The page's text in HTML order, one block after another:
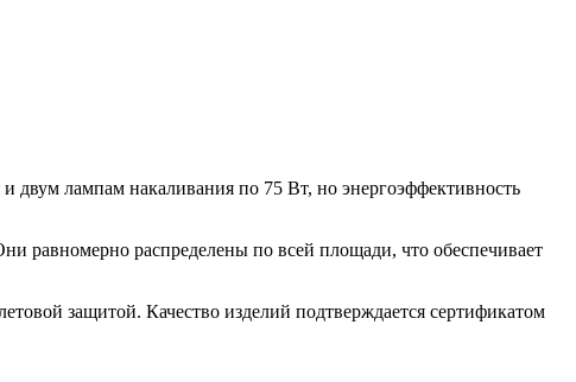
двум лампам накаливания по 75 Вт, но энергоэффективность
равномерно распределены по всей площади, что обеспечивает
защитой. Качество изделий подтверждается сертификатом